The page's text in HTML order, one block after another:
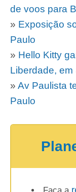
de voos para
» Exposição
Paulo
» Hello Kitty
Liberdade, em
» Av Paulista
Paulo